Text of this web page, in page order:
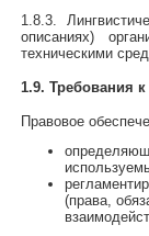
1.8.3.
описаниях)
техническими
1.9. Требования
Правовое
(права,